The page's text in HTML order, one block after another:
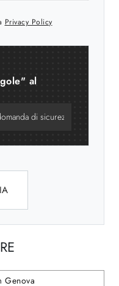
Privacy Policy
al
Genova